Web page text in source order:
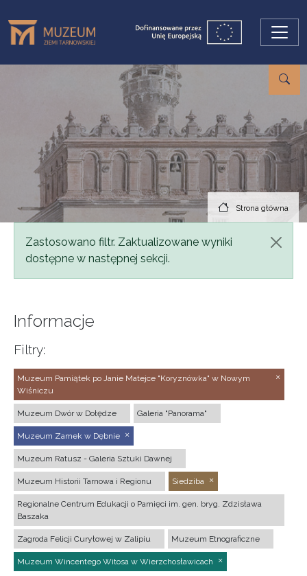
Strona główna
Komunikat
Zastosowano filtr. Zaktualizowane wyniki
dostępne w następnej sekcji.
Informacje
Filtry:
Muzeum Pamiątek po Janie Matejce "Koryznówka" w Nowym
Wiśniczu
Muzeum Dwór w Dołędze Galeria "Panorama"
Muzeum Zamek w Dębnie
Muzeum Ratusz - Galeria Sztuki Dawnej
Muzeum Historii Tarnowa i Regionu Siedziba
Regionalne Centrum Edukacji o Pamięci im. gen. bryg. Zdzisława
Baszaka
Zagroda Felicji Curyłowej w Zalipiu Muzeum Etnograficzne
Muzeum Wincentego Witosa w Wierzchosławicach